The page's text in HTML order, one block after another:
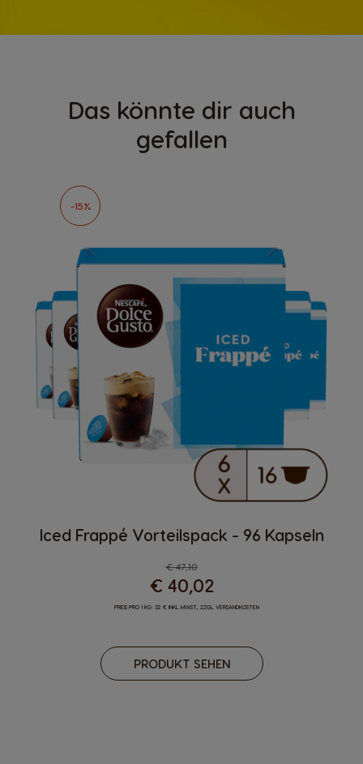
Das könnte dir auch
gefallen
-15%
Iced Frappé Vorteilspack - 96 Kapseln
Regulärer Preis
€ 47,10
€ 40,02
PREIS PRO 1 KG: 32 € INKL. MWST., ZZGL. VERSANDKOSTEN
PRODUKT SEHEN